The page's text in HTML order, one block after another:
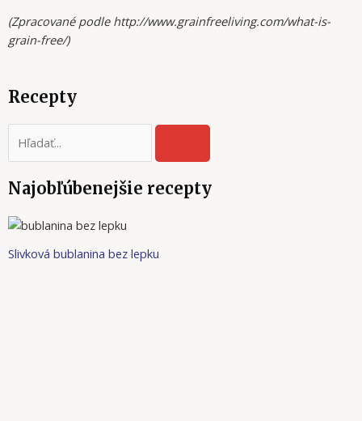
(Zpracované podle http://www.grainfreeliving.com/what-is-
grain-free/)
Recepty
SEARCH
Najobľúbenejšie recepty
Slivková bublanina bez lepku